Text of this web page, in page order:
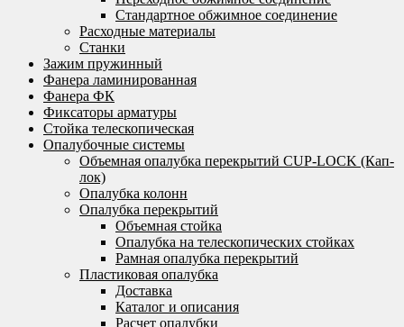
Стандартное обжимное соединение
Расходные материалы
Станки
Зажим пружинный
Фанера ламинированная
Фанера ФК
Фиксаторы арматуры
Стойка телескопическая
Опалубочные системы
Объемная опалубка перекрытий CUP-LOCK (Кап-
лок)
Опалубка колонн
Опалубка перекрытий
Объемная стойка
Опалубка на телескопических стойках
Рамная опалубка перекрытий
Пластиковая опалубка
Доставка
Каталог и описания
Расчет опалубки